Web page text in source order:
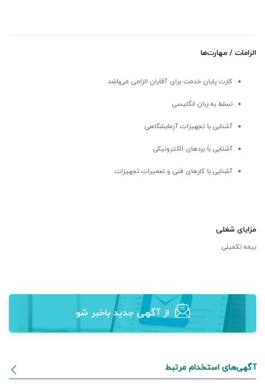
الزامات / مهارت‌ها
کارت پایان خدمت برای آقایان الزامی می‌باشد
تسلط به زبان انگلیسی
آشنایی با تجهیزات آزمایشگاهی
آشنایی با بردهای الکترونیکی
آشنایی با کارهای فنی و تعمیرات تجهیزات
مزایای شغلی
بیمه تکمیلی
از آگهی‌ جدید باخبر شو
آگهی‌های استخدام مرتبط